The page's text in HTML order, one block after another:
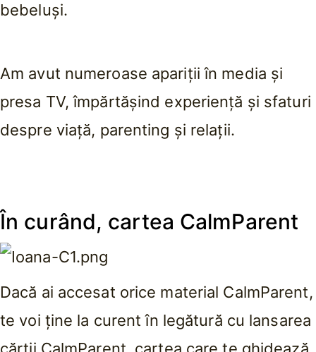
bebeluși.
Am avut numeroase apariții în media și
presa TV, împărtășind experiență și sfaturi
despre viață, parenting și relații.
În curând, cartea CalmParent
Dacă ai accesat orice material CalmParent,
te voi ține la curent în legătură cu lansarea